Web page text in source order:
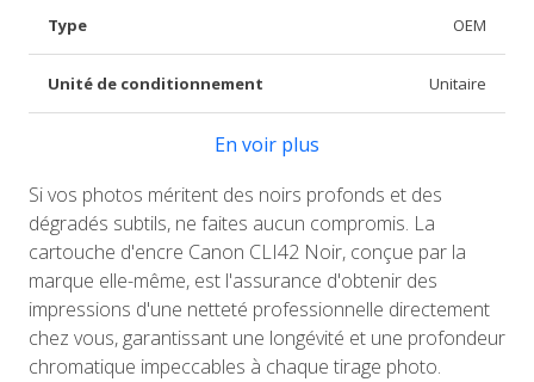
Type OEM
Unité de conditionnement Unitaire
En voir plus
Si vos photos méritent des noirs profonds et des
dégradés subtils, ne faites aucun compromis. La
cartouche d'encre Canon CLI42 Noir, conçue par la
marque elle-même, est l'assurance d'obtenir des
impressions d'une netteté professionnelle directement
chez vous, garantissant une longévité et une profondeur
chromatique impeccables à chaque tirage photo.